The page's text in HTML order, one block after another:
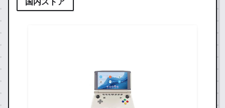
国内ストア